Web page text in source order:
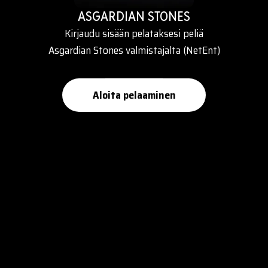
ASGARDIAN STONES
Kirjaudu sisään pelataksesi peliä
Asgardian Stones valmistajalta (NetEnt)
Aloita pelaaminen